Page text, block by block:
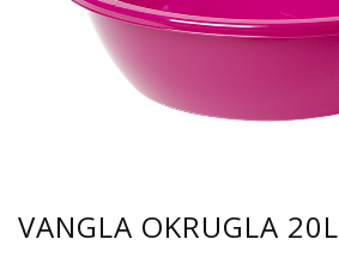
VANGLA OKRUGLA 20L